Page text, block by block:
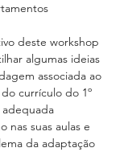
deste workshop
algumas ideias
associada ao
currículo do 1º
nas suas aulas e
da adaptação